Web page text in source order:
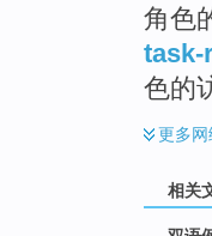
角色
task-
色的
更多
相关